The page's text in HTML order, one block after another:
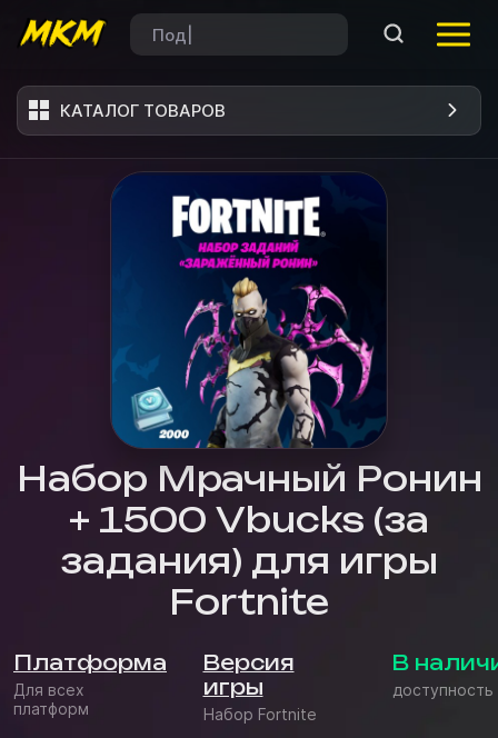
КАТАЛОГ ТОВАРОВ
Набор Мрачный Ронин
+ 1500 Vbucks (за
задания) для игры
Fortnite
Платформа
Для всех
платформ
Версия
игры
Набор Fortnite
В
доступность